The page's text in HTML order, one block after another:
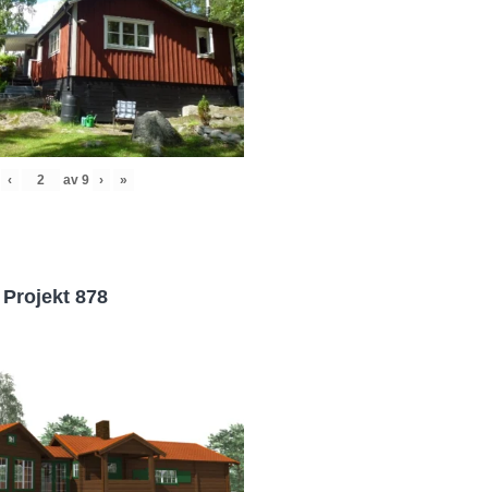
‹ av 9 › »
Projekt 878